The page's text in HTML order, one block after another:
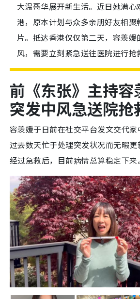
大温哥华展开新生活。近日她满心
港，原本计划与众多亲朋好友相聚
片。抵达香港仅仅第二天，容羡媛
风，需要立刻紧急送往医院进行抢
前《东张》主持容
突发中风急送院抢
容羡媛于日前在社交平台发文交代
过去数天忙于处理突发状况而无暇
经过急救后，目前病情总算稳定下来。